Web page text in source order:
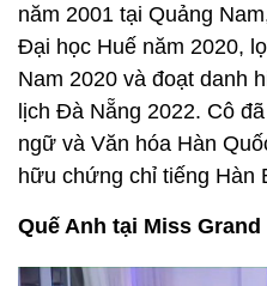
năm 2001 tại Quảng
Đại học Huế năm 2020,
Nam 2020 và đoạt danh
lịch Đà Nẵng 2022. Cô
ngữ và Văn hóa Hàn
hữu chứng chỉ tiếng Hàn
Quế Anh tại Miss